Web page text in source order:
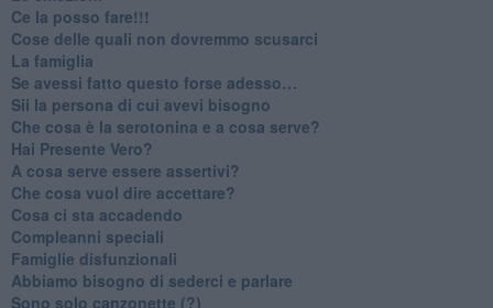
​Ce la posso fare!!!
​Cose delle quali non dovremmo scusarci
​La famiglia
​Se avessi fatto questo forse adesso…
​Sii la persona di cui avevi bisogno
Che cosa è la serotonina e a cosa serve?
​Hai Presente Vero?
A cosa serve essere assertivi?
​Che cosa vuol dire accettare?
​Cosa ci sta accadendo
​Compleanni speciali
​Famiglie disfunzionali
​Abbiamo bisogno di sederci e parlare
Sono solo canzonette (?)